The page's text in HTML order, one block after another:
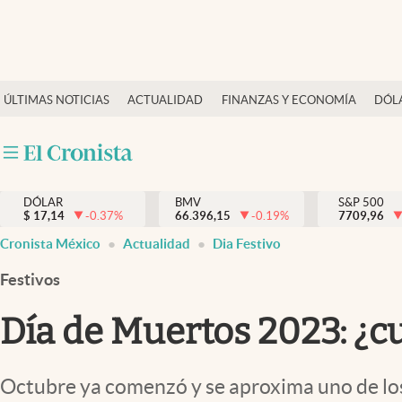
ÚLTIMAS NOTICIAS ACTUALIDAD FINANZAS Y ECONOMÍA
Actualidad
Internacionales
Opinión
Brand Strategy
Vida y estilo
Tv
DÓLAR
$ 17,14 -0.37%
BMV
66.396,15
-0.19%
S&P 500
7709,96
Cronista México Actualidad Dia Festivo
Festivos
Día de Muertos 2023:
Octubre ya comenzó y se aproxima uno de